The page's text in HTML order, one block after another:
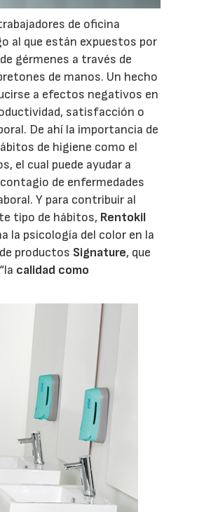
de oficina
al que están expuestos por
gérmenes a través de
de manos. Un hecho
a efectos negativos en
satisfacción o
De ahí la importancia de
de higiene como el
el cual puede ayudar a
de enfermedades
Y para contribuir al
tipo de hábitos, Rentokil
la psicología del color en la
productos Signature, que
calidad como